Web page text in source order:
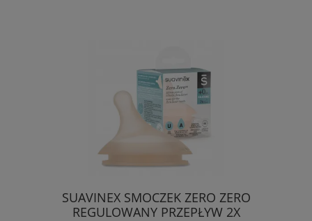
SUAVINEX SMOCZEK ZERO ZERO
REGULOWANY PRZEPŁYW 2X